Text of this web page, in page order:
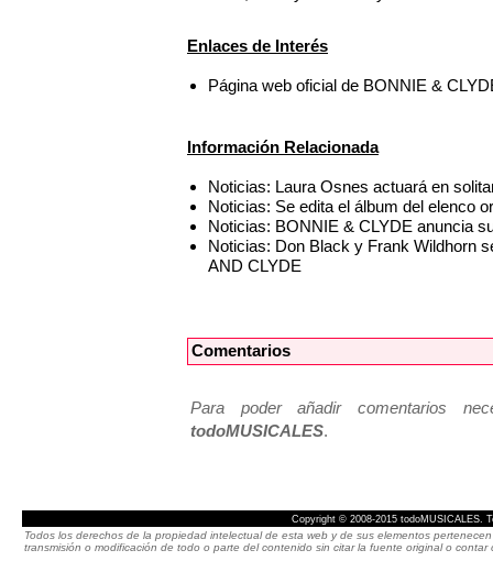
Enlaces de Interés
Página web oficial de BONNIE &
Información Relacionada
Noticias: Laura Osnes actuará en
Noticias: Se edita el álbum del elenco
Noticias: BONNIE & CLYDE anuncia
Noticias: Don Black y Frank Wildhorn
AND CLYDE
Comentarios
Para poder añadir comentarios
todoMUSICALES.
Copyright © 2008-2015 todoMUSICALES.
Todos los derechos de la propiedad intelectual de esta web y de sus elementos
transmisión o modificación de todo o parte del contenido sin citar la fuente original o